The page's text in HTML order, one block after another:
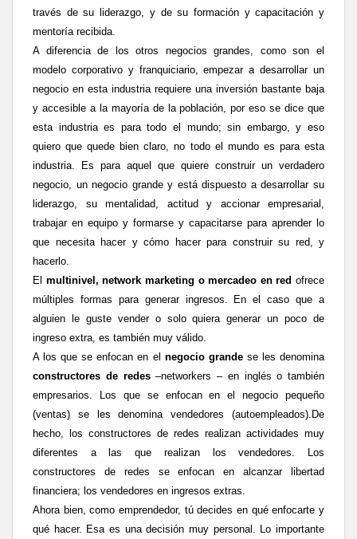
través de su liderazgo, y de su formación y capacitación y
mentoría recibida.
A diferencia de los otros negocios grandes, como son el
modelo corporativo y franquiciario, empezar a desarrollar un
negocio en esta industria requiere una inversión bastante baja
y accesible a la mayoría de la población, por eso se dice que
esta industria es para todo el mundo; sin embargo, y eso
quiero que quede bien claro, no todo el mundo es para esta
industria. Es para aquel que quiere construir un verdadero
negocio, un negocio grande y está dispuesto a desarrollar su
liderazgo, su mentalidad, actitud y accionar empresarial,
trabajar en equipo y formarse y capacitarse para aprender lo
que necesita hacer y cómo hacer para construir su red, y
hacerlo.
El multinivel, network marketing o mercadeo en red ofrece
múltiples formas para generar ingresos. En el caso que a
alguien le guste vender o solo quiera generar un poco de
ingreso extra, es también muy válido.
A los que se enfocan en el negocio grandese les denomina
constructores de redes–networkers – en inglés o también
empresarios. Los que se enfocan en el negocio pequeño
(ventas) se les denomina vendedores (autoempleados). De
hecho, los constructores de redes realizan actividades muy
diferentes a las que realizan los vendedores. Los
constructores de redes se enfocan en alcanzar libertad
financiera; los vendedores en ingresos extras.
Ahora bien, como emprendedor, tú decides en qué enfocarte y
qué hacer. Esa es una decisión muy personal. Lo importante